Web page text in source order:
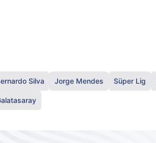
Silva Jorge Mendes Süper Lig